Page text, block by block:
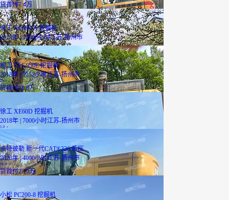
贷首付7.4万
徐工 XE60WA 挖掘机
2019年 | 10000小时江苏-扬州市
11.4万
柳工 CLG950E 挖掘机
2018年 | 8152小时江苏-扬州市
29.5 万
贷首付11.8万
徐工 XE60D 挖掘机
2018年 | 7000小时江苏-扬州市
5.8 万
卡特彼勒 新一代CAT®326 液压...
2020年 | 4000小时江苏-扬州市
56.6 万
贷首付22.6万
小松 PC200-8 挖掘机